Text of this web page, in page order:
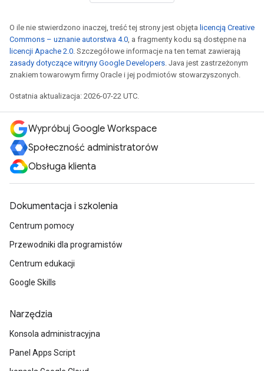
O ile nie stwierdzono inaczej, treść tej strony jest objęta licencją Creative
Commons – uznanie autorstwa 4.0 , a fragmenty kodu są dostępne na
licencji Apache 2.0 . Szczegółowe informacje na ten temat zawierają
zasady dotyczące witryny Google Developers . Java jest zastrzeżonym
znakiem towarowym firmy Oracle i jej podmiotów stowarzyszonych.
Ostatnia aktualizacja: 2026-07-22 UTC.
Wypróbuj Google Workspace
Społeczność administratorów
Obsługa klienta
Dokumentacja i szkolenia
Centrum pomocy
Przewodniki dla programistów
Centrum edukacji
Google Skills
Narzędzia
Konsola administracyjna
Panel Apps Script